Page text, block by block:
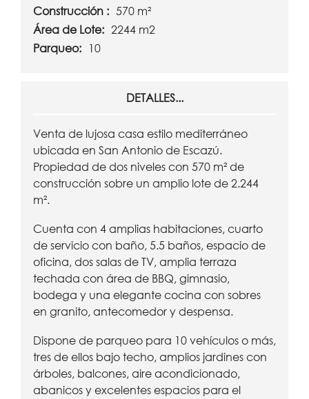
Construcción : 570 m²
Área de Lote: 2244 m2
Parqueo: 10
DETALLES...
Venta de lujosa casa estilo mediterráneo
ubicada en San Antonio de Escazú.
Propiedad de dos niveles con 570 m² de
construcción sobre un amplio lote de 2.244
m².
Cuenta con 4 amplias habitaciones, cuarto
de servicio con baño, 5.5 baños, espacio de
oficina, dos salas de TV, amplia terraza
techada con área de BBQ, gimnasio,
bodega y una elegante cocina con sobres
en granito, antecomedor y despensa.
Dispone de parqueo para 10 vehículos o más,
tres de ellos bajo techo, amplios jardines con
árboles, balcones, aire acondicionado,
abanicos y excelentes espacios para el